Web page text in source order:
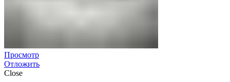
Просмотр
Отложить
Close